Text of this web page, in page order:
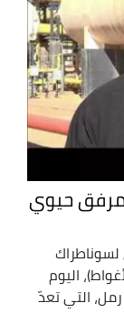
مرفق حيوي
اليوم
الغاز 2 بحاسي رمل، التي تعدّ